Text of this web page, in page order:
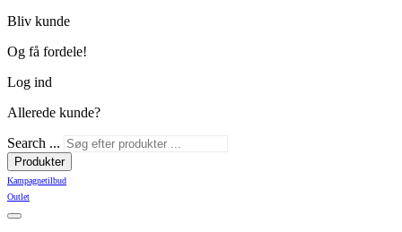
Bliv kunde
Og få fordele!
Log ind
Allerede kunde?
Search ...
Produkter
Kampagnetilbud
Outlet